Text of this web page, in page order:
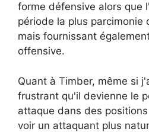
forme défensive alors que
période la plus parcimonie
mais fournissant
offensive.
Quant à Timber, même si
frustrant qu'il devienne le
attaque dans des
voir un attaquant plus